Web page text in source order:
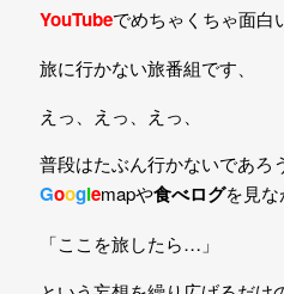
YouTubeでめちゃくちゃ面白
旅に行かない旅番組です、
えっ、えっ、えっ、
普段はたぶん行かないであろ
Googlemapや食べログを見な
「ここを旅したら…」